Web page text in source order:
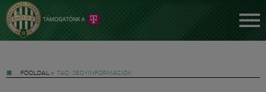
FŐOLDAL » TAG: JEGYINFORMÁCIÓK